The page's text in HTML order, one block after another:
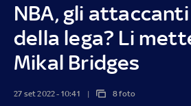
NBA, gli
della lega? Li
Mikal Bridges
27 set 2022 - 10:41 8 foto